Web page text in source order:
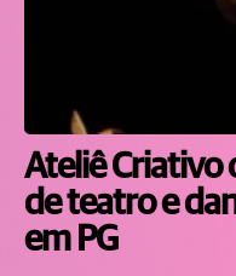
Ateliê Criativo
de teatro e
em PG